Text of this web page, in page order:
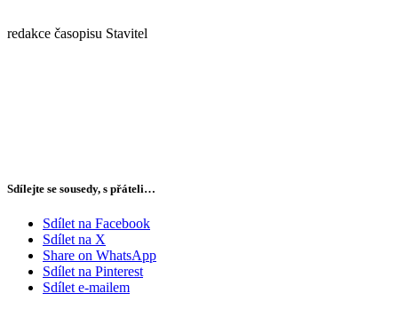
redakce časopisu Stavitel
Sdílejte se sousedy, s přáteli…
Sdílet na Facebook
Sdílet na X
Share on WhatsApp
Sdílet na Pinterest
Sdílet e-mailem